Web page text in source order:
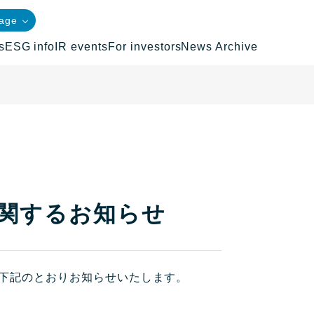
ESG info IR eventsFor investorsNews Archive
するお知らせ
のとおりお知らせいたします。